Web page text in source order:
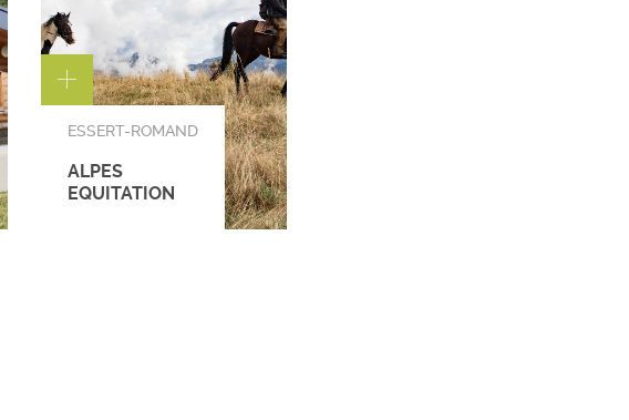
ESSERT-ROMAND
ALPES
EQUITATION